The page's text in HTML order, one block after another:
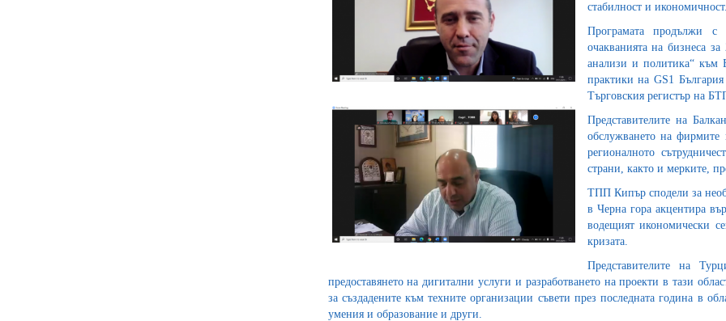
стабилност и
Програмата продължи с
очакванията на бизнеса
анализи и политика“ към
практики на GS1
Търговския регистър на
Представителите на
обслужването на фирмите
регионалното
страни, както и мерките,
ТПП Кипър сподели за
в Черна гора акцентира
водещият икономически
кризата.
Представителите на
предоставянето на дигитални услуги и разработването на проекти в тази
за създадените към техните организации съвети през последната година в
умения и образование и други.